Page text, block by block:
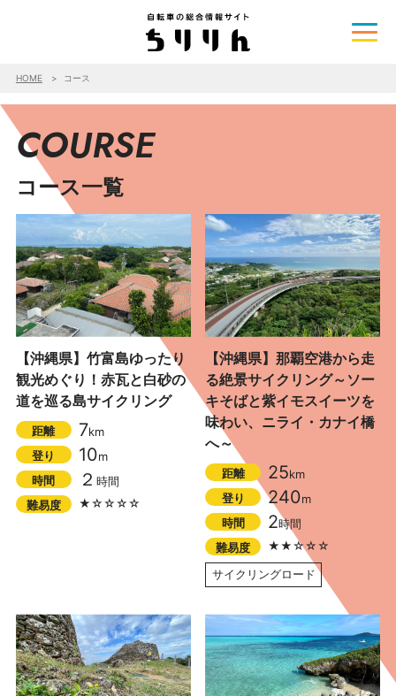
HOME コース
COURSE
コース一覧
【沖縄県】竹富島ゆったり
観光めぐり！赤瓦と白砂の
道を巡る島サイクリング
距離 7km
登り
10m
時間
２ 時間
難易度
★☆☆☆☆
【沖縄県】那覇空港から走
る絶景サイクリング～ソー
キそばと紫イモスイーツを
味わい、ニライ・カナイ橋
へ～
距離 25km
登り
240m
時間
2時間
難易度
★★☆☆☆
サイクリングロード